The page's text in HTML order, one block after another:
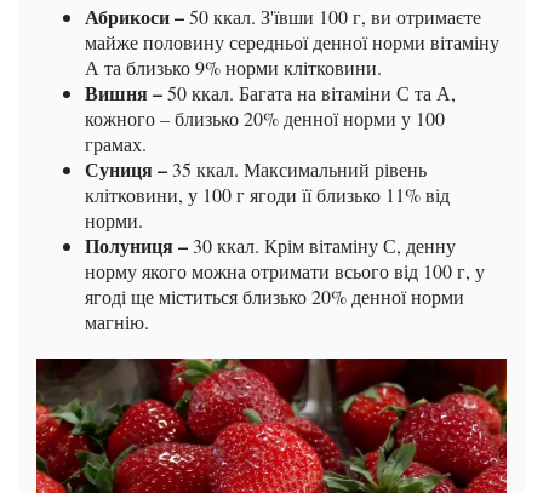
Абрикоси –50 ккал. З'ївши 100 г, ви отримаєте
майже половину середньої денної норми вітаміну
А та близько 9% норми клітковини.
Вишня –50 ккал. Багата на вітаміни С та А,
кожного – близько 20% денної норми у 100
грамах.
Суниця – 35 ккал. Максимальний рівень
клітковини, у 100 г ягоди її близько 11% від
норми.
Полуниця – 30 ккал. Крім вітаміну С, денну
норму якого можна отримати всього від 100 г, у
ягоді ще міститься близько 20% денної норми
магнію.